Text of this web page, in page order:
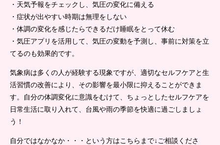
・天気予報をチェックし、気圧の変化に備える
・症状が出やすい時期は無理をしない
・体調の変化を感じたらできるだけ睡眠をとって休む
・気圧アプリを活用して、気圧の変動を予測し、事前に対策を立
てるのも効果的です。
気象病は多くの人が経験する現象ですが、適切なセルフケアと生
活習慣の改善により、その影響を最小限に抑えることができま
す。自分の体調変化に意識をむけて、ちょっとしたセルフケアを
日常生活に取り入れて、台風や雨の季節を快適に過ごしましょ
う！
自分ではなかなか・・・という方はこちらまで↓ご相談くださ